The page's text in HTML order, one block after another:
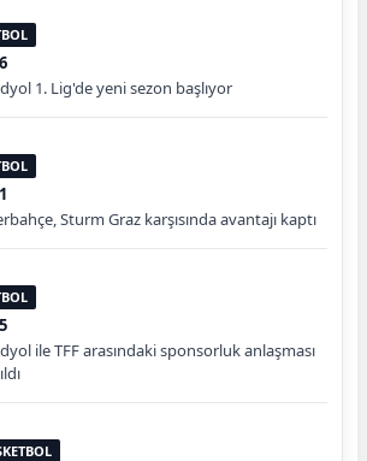
1. Lig'de yeni sezon başlıyor
Sturm Graz karşısında avantajı kaptı
ile TFF arasındaki sponsorluk anlaşması